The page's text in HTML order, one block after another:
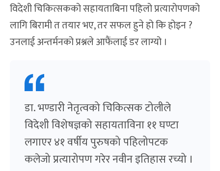
विदेशी चिकित्सकको सहायताबिना पहिलो प्रत्यारोपणको
लागि बिरामी त तयार भए, तर सफल हुने हो कि होइन ?
उनलाई अन्तर्मनको प्रश्नले आफैंलाई डर लाग्यो ।
डा. भण्डारी नेतृत्वको चिकित्सक टोलीले
विदेशी विशेषज्ञको सहायताविना ११ घण्टा
लगाएर ४१ वर्षीय पुरुषको पहिलोपटक
कलेजो प्रत्यारोपण गरेर नवीन इतिहास रच्यो ।